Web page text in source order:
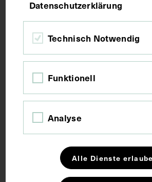
Reproduktion einer Fotografie von
Wien, aus dem Jahr 1885.
Schlagwörter
Arzt Gruppenaufnahme
Rechte
CC BY-NC-SA 4.0
Datenschutzerklärung
Technisch Notwendig
Funktionell
Analyse
Alle Dienste